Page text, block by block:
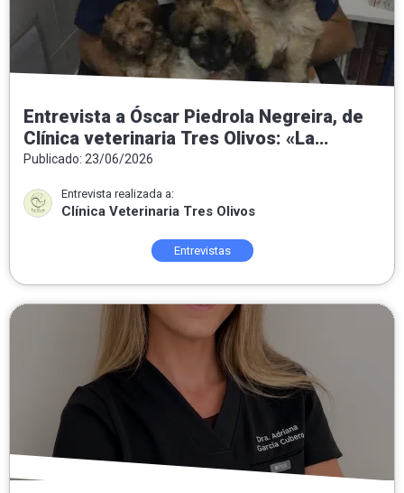
Entrevista a Óscar Piedrola Negreira, de
Clínica veterinaria Tres Olivos: «La
medicina preventiva es la veterinaria del
Publicado: 23/06/2026
Entrevista realizada a:
Clínica Veterinaria Tres Olivos
Entrevistas